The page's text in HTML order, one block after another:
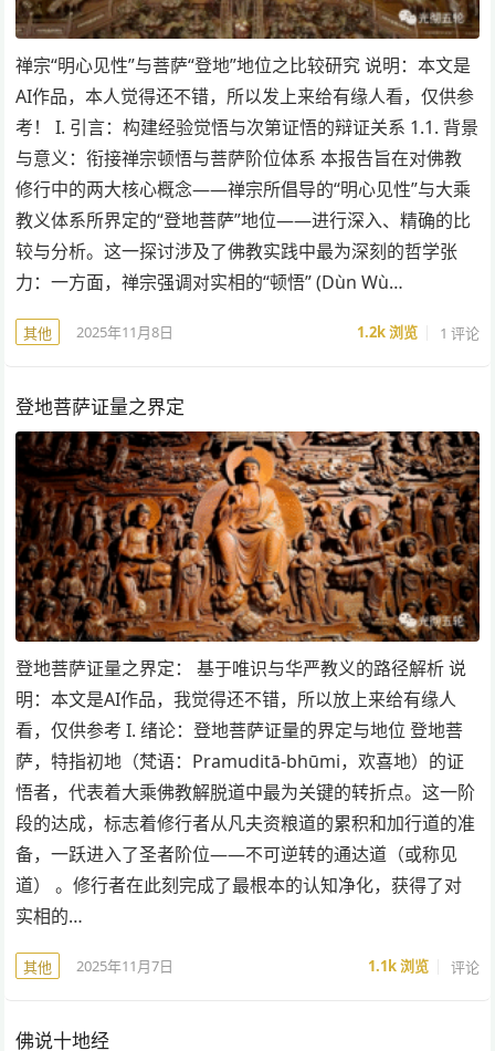
禅宗“明心见性”与菩萨“登地”地位之比较研究 说明：本文是
AI作品，本人觉得还不错，所以发上来给有缘人看，仅供参
考！ I. 引言：构建经验觉悟与次第证悟的辩证关系 1.1. 背景
与意义：衔接禅宗顿悟与菩萨阶位体系 本报告旨在对佛教
修行中的两大核心概念——禅宗所倡导的“明心见性”与大乘
教义体系所界定的“登地菩萨”地位——进行深入、精确的比
较与分析。这一探讨涉及了佛教实践中最为深刻的哲学张
力：一方面，禅宗强调对实相的“顿悟” (Dùn Wù…
其他 2025年11月8日 1.2k浏览 1 评论
登地菩萨证量之界定
登地菩萨证量之界定： 基于唯识与华严教义的路径解析 说
明：本文是AI作品，我觉得还不错，所以放上来给有缘人
看，仅供参考 I. 绪论：登地菩萨证量的界定与地位 登地菩
萨，特指初地（梵语：Pramuditā-bhūmi，欢喜地）的证
悟者，代表着大乘佛教解脱道中最为关键的转折点。这一阶
段的达成，标志着修行者从凡夫资粮道的累积和加行道的准
备，一跃进入了圣者阶位——不可逆转的通达道（或称见
道） 。修行者在此刻完成了最根本的认知净化，获得了对
实相的…
其他 2025年11月7日 1.1k浏览 评论
佛说十地经